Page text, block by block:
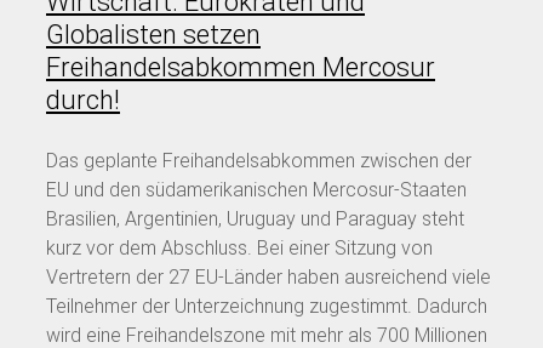
Globalisten setzen
Freihandelsabkommen Mercosur
durch!
Das geplante Freihandelsabkommen zwischen der
EU und den südamerikanischen Mercosur-Staaten
Brasilien, Argentinien, Uruguay und Paraguay steht
kurz vor dem Abschluss. Bei einer Sitzung von
Vertretern der 27 EU-Länder haben ausreichend viele
Teilnehmer der Unterzeichnung zugestimmt. Dadurch
wird eine Freihandelszone mit mehr als 700 Millionen